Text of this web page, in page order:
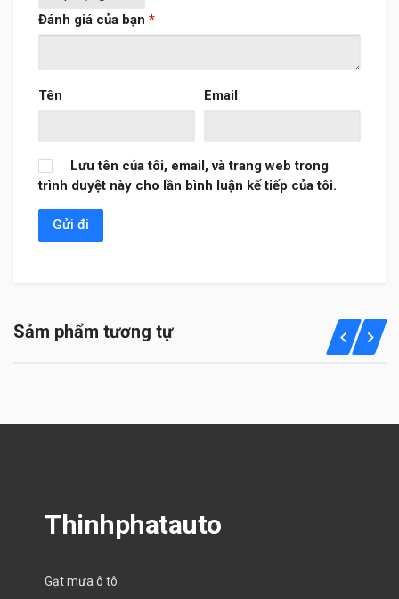
Đánh giá của bạn *
Tên Email
Lưu tên của tôi, email, và trang web trong
trình duyệt này cho lần bình luận kế tiếp của tôi.
Sảm phẩm tương tự
Thinhphatauto
Gạt mưa ô tô